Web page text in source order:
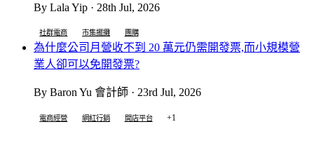
By Lala Yip · 28th Jul, 2026
社群電商 市集擺攤 團購
為什麼公司月營收不到 20 萬元仍需開發票,而小規模營
業人卻可以免開發票?
By Baron Yu 會計師 · 23rd Jul, 2026
電商經營 網紅行銷 開店平台 +1